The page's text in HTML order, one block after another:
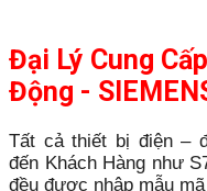
Đại Lý Cung
Động -
Tất cả thiết bị điện –
đến Khách Hàng như
đều được nhập mẫu